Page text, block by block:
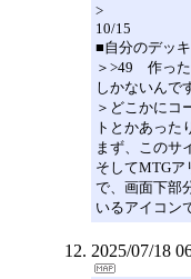
>
10/15
■自分のデッ
＞>49 作った
しかないんで
＞どこかにコ
トとかあった
まず、このサ
そしてMTGア
で、画面下部
いるアイコン
2025/07/18